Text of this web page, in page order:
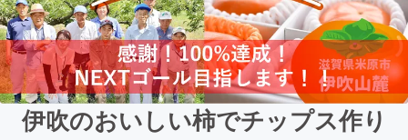
伊吹のおいしい柿でチップス作り